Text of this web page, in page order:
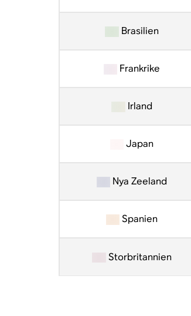
Brasilien
Frankrike
Irland
Japan
Nya Zeeland
Spanien
Storbritannien